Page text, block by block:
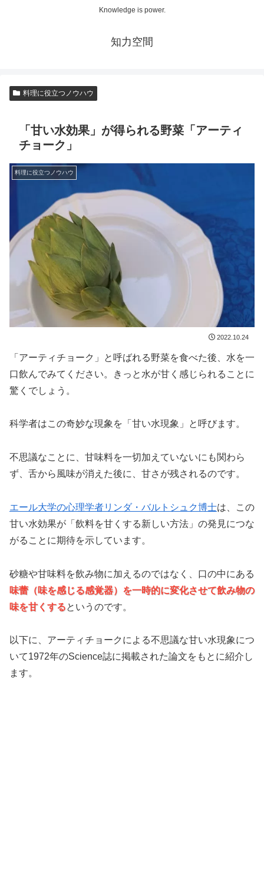
Knowledge is power.
知力空間
料理に役立つノウハウ
「甘い水効果」が得られる野菜「アーティ
チョーク」
料理に役立つノウハウ
2022.10.24
「アーティチョーク」と呼ばれる野菜を食べた後、水を一
口飲んでみてください。きっと水が甘く感じられることに
驚くでしょう。
科学者はこの奇妙な現象を「甘い水現象」と呼びます。
不思議なことに、甘味料を一切加えていないにも関わら
ず、舌から風味が消えた後に、甘さが残されるのです。
エール大学の心理学者リンダ・バルトシュク博士は、この
甘い水効果が「飲料を甘くする新しい方法」の発見につな
がることに期待を示しています。
砂糖や甘味料を飲み物に加えるのではなく、口の中にある
味蕾（味を感じる感覚器）を一時的に変化させて飲み物の
味を甘くするというのです。
以下に、アーティチョークによる不思議な甘い水現象につ
いて1972年のScience誌に掲載された論文をもとに紹介し
ます。